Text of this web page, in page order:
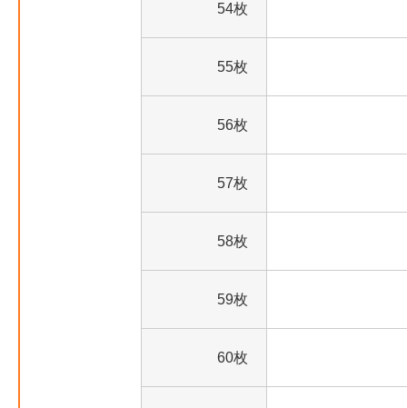
54枚
55枚
56枚
57枚
58枚
59枚
60枚